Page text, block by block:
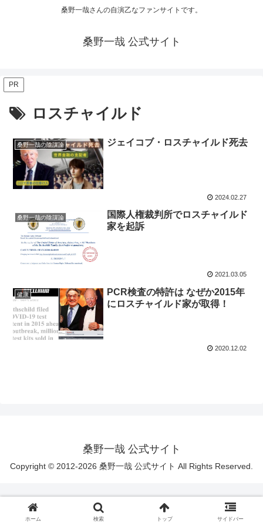
桑野一哉さんの自演乙なファンサイトです。
桑野一哉 公式サイト
PR
ロスチャイルド
桑野一哉の陰謀論 ジェイコブ・ロスチャイルド死去
2024.02.27
桑野一哉の陰謀論
国際人権裁判所でロスチャイルド
家を起訴
2021.03.05
健康
PCR検査の特許は なぜか2015年
にロスチャイルド家が取得！
2020.12.02
桑野一哉 公式サイト
Copyright © 2012-2026 桑野一哉 公式サイト All Rights Reserved.
ホーム 検索 トップ サイドバー